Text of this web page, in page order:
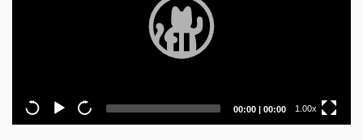
Current
00:00 | Total
00:00 1.00x